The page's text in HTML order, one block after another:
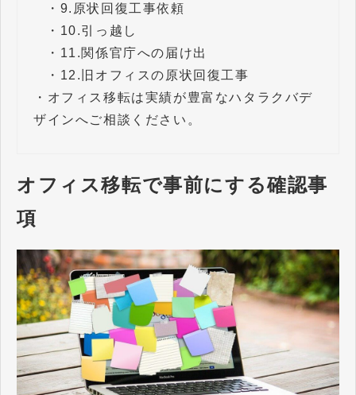
・ 9.原状回復工事依頼
・ 10.引っ越し
・ 11.関係官庁への届け出
・ 12.旧オフィスの原状回復工事
・ オフィス移転は実績が豊富なハタラクバデ
ザインへご相談ください。
オフィス移転で事前にする確認事
項